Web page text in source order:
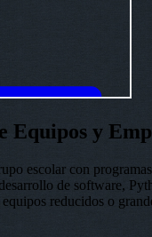
Equipos y
escolar con
de software,
reducidos o